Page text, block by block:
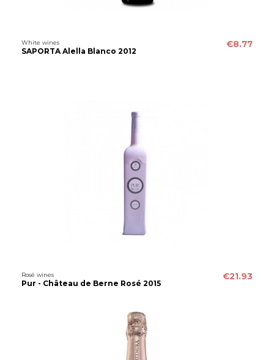
White wines
SAPORTA Alella Blanco 2012
€8.77
Rosé wines
Pur - Château de Berne Rosé 2015
€21.93